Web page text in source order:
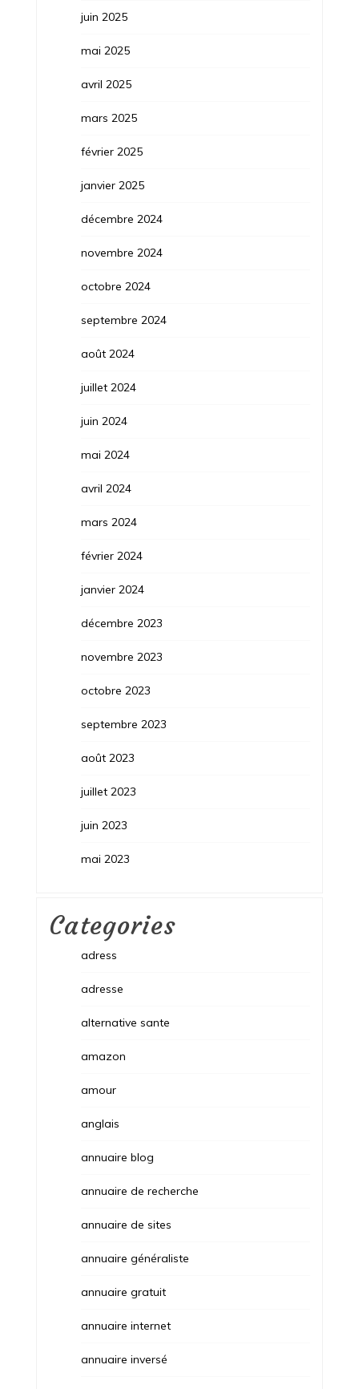
juin 2025
mai 2025
avril 2025
mars 2025
février 2025
janvier 2025
décembre 2024
novembre 2024
octobre 2024
septembre 2024
août 2024
juillet 2024
juin 2024
mai 2024
avril 2024
mars 2024
février 2024
janvier 2024
décembre 2023
novembre 2023
octobre 2023
septembre 2023
août 2023
juillet 2023
juin 2023
mai 2023
Categories
adress
adresse
alternative sante
amazon
amour
anglais
annuaire blog
annuaire de recherche
annuaire de sites
annuaire généraliste
annuaire gratuit
annuaire internet
annuaire inversé